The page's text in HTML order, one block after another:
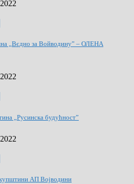
„Вєдно за Войводину” – ОЛЕНА
„Русинска будућност”
АП Војводини